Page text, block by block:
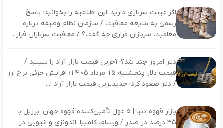
اگر غیبت سربازی دارید، این اطلاعیه را بخوانید؛ پاسخ
رسمی به شایعه معافیت / سازمان نظام وظیفه درباره
معافیت سربازان فراری چه گفت؟ / معافیت سربازان فرار...
دلار امروز چند شد؟؛ آخرین قیمت بازار آزاد را ببینید /
قیمت دلار پنجشنبه ۱۵ مرداد ۱۴۰۵؛ افزایش جزئی نرخ ارز
/ دلار صعود کرد؛ جدیدترین قیمت بازار آزاد ا...
بازار قهوه دنیا | ۵ غول تأمین‌کننده قهوه جهان؛ برزیل با
۳۵ درصد در صدر / ویتنام، کلمبیا، اندونزی و اتیوپی در